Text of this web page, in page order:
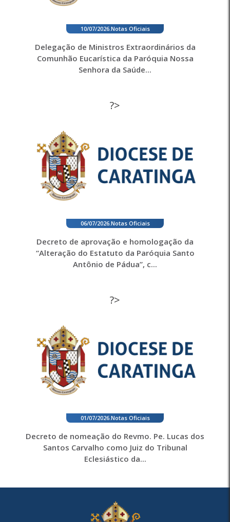
10/07/2026. Notas Oficiais
Delegação de Ministros Extraordinários da
Comunhão Eucarística da Paróquia Nossa
Senhora da Saúde...
?>
06/07/2026. Notas Oficiais
Decreto de aprovação e homologação da
“Alteração do Estatuto da Paróquia Santo
Antônio de Pádua”, c...
?>
01/07/2026. Notas Oficiais
Decreto de nomeação do Revmo. Pe. Lucas dos
Santos Carvalho como Juiz do Tribunal
Eclesiástico da...